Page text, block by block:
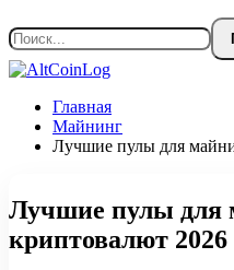
Главная
Майнинг
Лучшие пулы для
Лучшие пулы для
криптовалют 2026